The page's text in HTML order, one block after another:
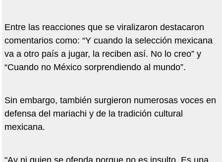
Entre las reacciones que se viralizaron destacaron
comentarios como: “Y cuando la selección mexicana
va a otro país a jugar, la reciben así. No lo creo” y
“Cuando no México sorprendiendo al mundo”.
Sin embargo, también surgieron numerosas voces en
defensa del mariachi y de la tradición cultural
mexicana.